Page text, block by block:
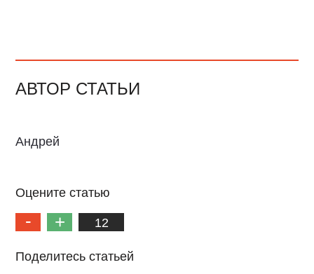
АВТОР СТАТЬИ
Андрей
Оцените статью
12
Поделитесь статьей